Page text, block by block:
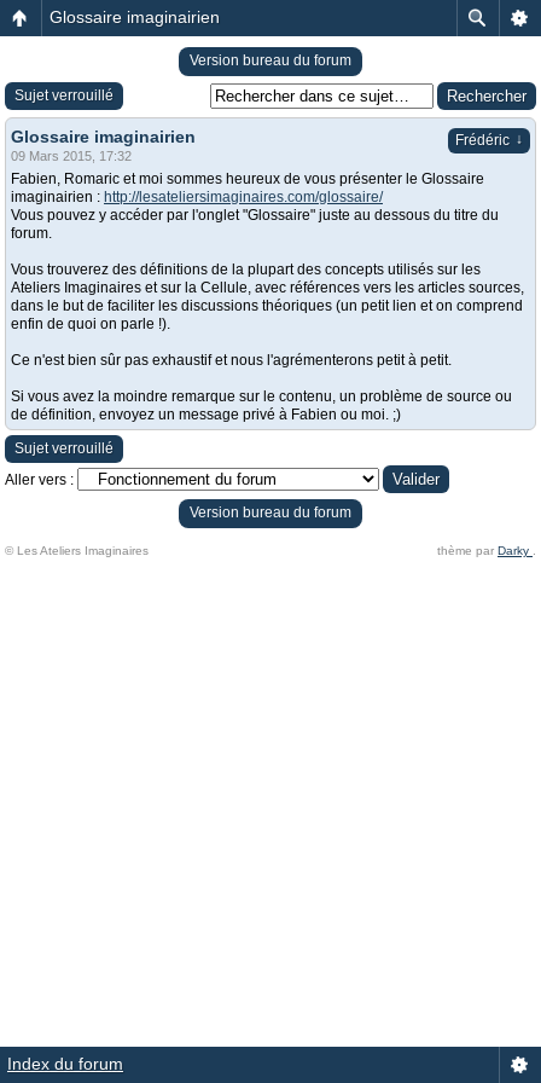
Glossaire imaginairien
Version bureau du forum
Sujet verrouillé
Frédéric ↓
Glossaire imaginairien
09 Mars 2015, 17:32
Fabien, Romaric et moi sommes heureux de vous présenter le Glossaire
imaginairien : http://lesateliersimaginaires.com/glossaire/
Vous pouvez y accéder par l'onglet "Glossaire" juste au dessous du titre du
forum.
Vous trouverez des définitions de la plupart des concepts utilisés sur les
Ateliers Imaginaires et sur la Cellule, avec références vers les articles sources,
dans le but de faciliter les discussions théoriques (un petit lien et on comprend
enfin de quoi on parle !).
Ce n'est bien sûr pas exhaustif et nous l'agrémenterons petit à petit.
Si vous avez la moindre remarque sur le contenu, un problème de source ou
de définition, envoyez un message privé à Fabien ou moi. ;)
Sujet verrouillé
Aller vers :
Version bureau du forum
© Les Ateliers Imaginaires thème par Darky
Index du forum